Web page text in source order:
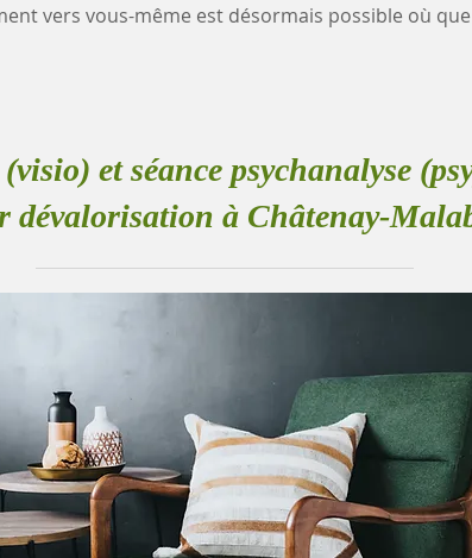
vers vous-même est désormais possible où
et séance psychanalyse
dévalorisation à Châtenay-